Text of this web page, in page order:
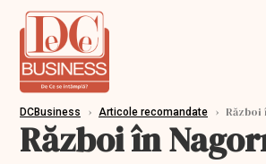
DCBusiness › Articole recomandate › Război
Război în